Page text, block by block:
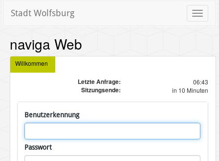
Toggle
Stadt Wolfsburg
naviga Web
Willkommen
Letzte Anfrage: 06:43
Sitzungsende: in 10 Minuten
Benutzerkennung
Passwort